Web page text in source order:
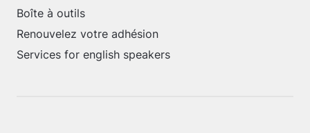
Boîte à outils
Renouvelez votre adhésion
Services for english speakers